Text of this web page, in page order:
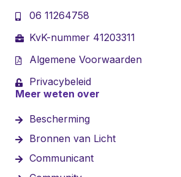
06 11264758
KvK-nummer 41203311
Algemene Voorwaarden
Privacybeleid
Meer weten over
Bescherming
Bronnen van Licht
Communicant